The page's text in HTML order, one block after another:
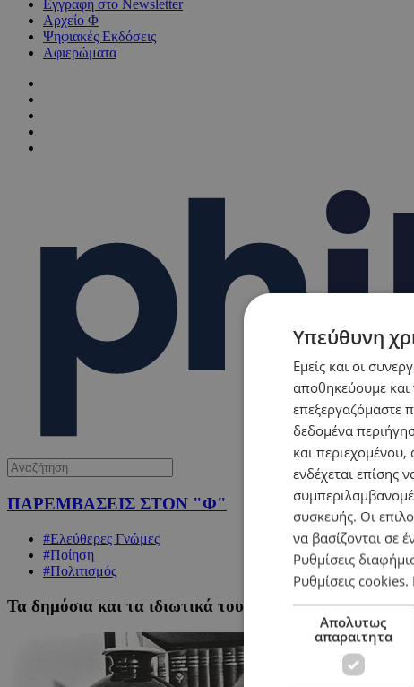
Εγγραφή στο Newsletter
Αρχείο Φ
Ψηφιακές Εκδόσεις
Αφιερώματα
ΠΑΡΕΜΒΑΣΕΙΣ ΣΤΟΝ "Φ"
#Ελεύθερες Γνώμες
#Ποίηση
#Πολιτισμός
Τα δημόσια και τα ιδιωτικά του Οδυσσέα Ελύτη
Υπεύθυνη
Εμείς και οι
αποθηκεύουμε
επεξεργαζόμαστε
δεδομένα
και
ενδέχεται επίσης
συσκευής. Οι
να βασίζονται σε
Ρυθμίσεις
Ρυθμίσεις cookies.
Απολυτως
απαραιτητα